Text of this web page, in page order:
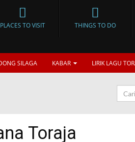
PLACES TO VISIT THINGS TO DO
SILAGA KABAR LIRIK LAGU
Toraja